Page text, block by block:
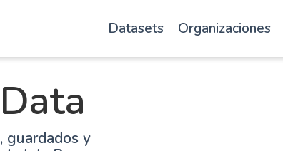
Datasets Organizaciones
guardados y